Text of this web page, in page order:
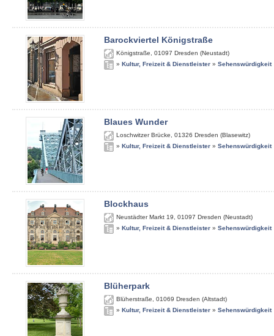
Barockviertel Königstraße
Königstraße 01097 Dresden (Neustadt)
» Kultur, Freizeit & Dienstleister » Sehenswürdigkeit
Blaues Wunder
Loschwitzer Brücke 01326 Dresden (Blasewitz)
» Kultur, Freizeit & Dienstleister » Sehenswürdigkeit
Blockhaus
Neustädter Markt 19 01097 Dresden (Neustadt)
» Kultur, Freizeit & Dienstleister » Sehenswürdigkeit
Blüherpark
Blüherstraße 01069 Dresden (Altstadt)
» Kultur, Freizeit & Dienstleister » Sehenswürdigkeit